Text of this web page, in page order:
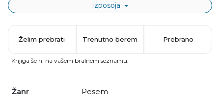
Izposoja
Žanr
pesem
Želim prebrati Trenutno berem Prebrano
Knjiga še ni na vašem bralnem seznamu.